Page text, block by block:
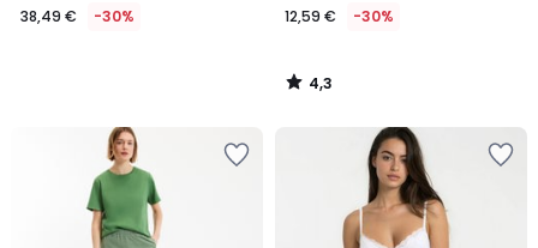
38,49 € -30% 12,59 € -30%
4,3
/